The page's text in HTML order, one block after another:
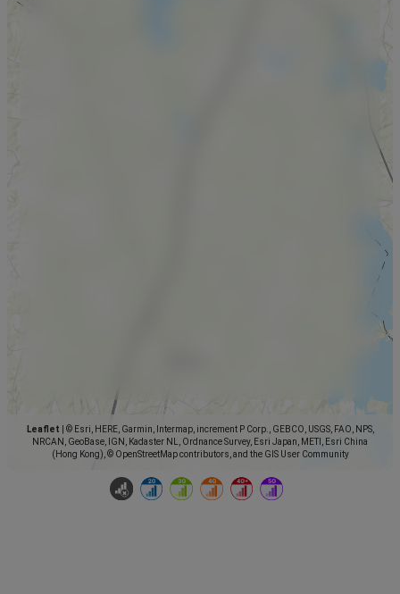
Leaflet
© Esri, HERE, Garmin, Intermap, increment P Corp., GEBCO, USGS, FAO, NPS,
NRCAN, GeoBase, IGN, Kadaster NL, Ordnance Survey, Esri Japan, METI, Esri China
(Hong Kong), © OpenStreetMap contributors, and the GIS User Community